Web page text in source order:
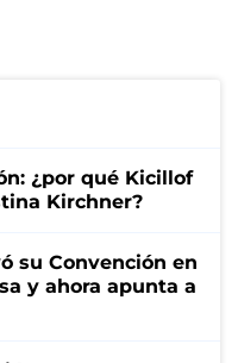
¿por qué Kicillof
Kirchner?
su Convención en
y ahora apunta a